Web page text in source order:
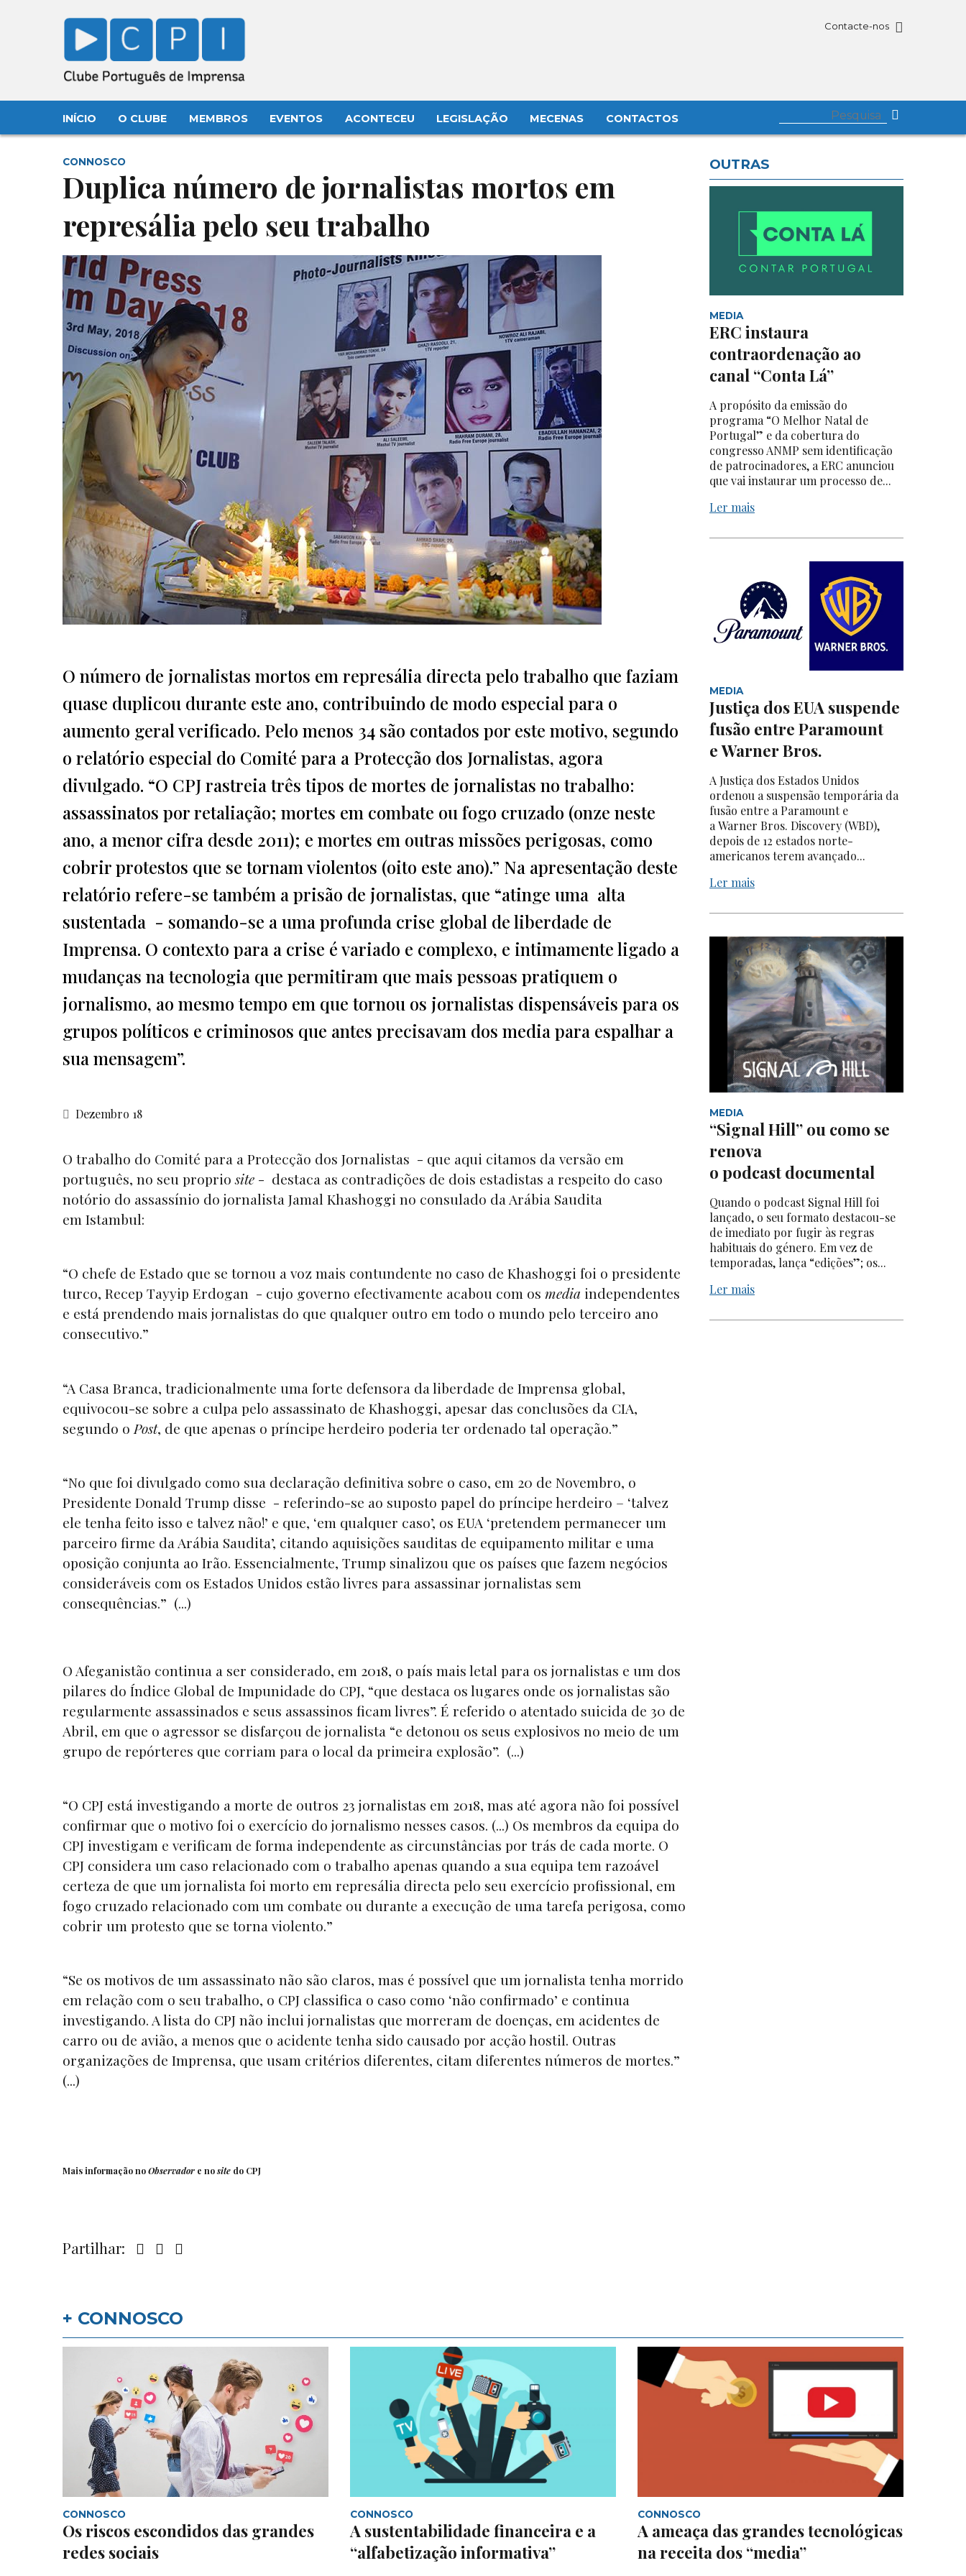
Contacte-nos
INÍCIO O CLUBE MEMBROS EVENTOS ACONTECEU LEGISLAÇÃO MECENAS CONTACTOS
CONNOSCO
Duplica número de jornalistas mortos em
represália pelo seu trabalho
O número de jornalistas mortos em represália directa pelo trabalho que faziam
quase duplicou durante este ano, contribuindo de modo especial para o
aumento geral verificado. Pelo menos 34 são contados por este motivo, segundo
o relatório especial do Comité para a Protecção dos Jornalistas, agora
divulgado. “O CPJ rastreia três tipos de mortes de jornalistas no trabalho:
assassinatos por retaliação; mortes em combate ou fogo cruzado (onze neste
ano, a menor cifra desde 2011); e mortes em outras missões perigosas, como
cobrir protestos que se tornam violentos (oito este ano).” Na apresentação deste
relatório refere-se também a prisão de jornalistas, que “atinge uma alta
sustentada - somando-se a uma profunda crise global de liberdade de
Imprensa. O contexto para a crise é variado e complexo, e intimamente ligado a
mudanças na tecnologia que permitiram que mais pessoas pratiquem o
jornalismo, ao mesmo tempo em que tornou os jornalistas dispensáveis para os
grupos políticos e criminosos que antes precisavam dos media para espalhar a
sua mensagem”.
Dezembro 18
O trabalho do Comité para a Protecção dos Jornalistas - que aqui citamos da versão em
português, no seu propriosite - destaca as contradições de dois estadistas a respeito do caso
notório do assassínio do jornalista Jamal Khashoggi no consulado da Arábia Saudita
em Istambul:
“O chefe de Estado que se tornou a voz mais contundente no caso de Khashoggi foi o presidente
turco, Recep Tayyip Erdogan - cujo governo efectivamente acabou com os media independentes
e está prendendo mais jornalistas do que qualquer outro em todo o mundo pelo terceiro ano
consecutivo.”
“A Casa Branca, tradicionalmente uma forte defensora da liberdade de Imprensa global,
equivocou-se sobre a culpa pelo assassinato de Khashoggi, apesar das conclusões da CIA,
segundo o Post, de que apenas o príncipe herdeiro poderia ter ordenado tal operação.”
“No que foi divulgado como sua declaração definitiva sobre o caso, em 20 de Novembro, o
Presidente Donald Trump disse - referindo-se ao suposto papel do príncipe herdeiro – ‘talvez
ele tenha feito isso e talvez não!’ e que, ‘em qualquer caso’, os EUA ‘pretendem permanecer um
parceiro firme da Arábia Saudita’, citando aquisições sauditas de equipamento militar e uma
oposição conjunta ao Irão. Essencialmente, Trump sinalizou que os países que fazem negócios
consideráveis com os Estados Unidos estão livres para assassinar jornalistas sem
consequências.” (...)
O Afeganistão continua a ser considerado, em 2018, o país mais letal para os jornalistas e um dos
pilares do Índice Global de Impunidade do CPJ, “que destaca os lugares onde os jornalistas são
regularmente assassinados e seus assassinos ficam livres”. É referido o atentado suicida de 30 de
Abril, em que o agressor se disfarçou de jornalista “e detonou os seus explosivos no meio de um
grupo de repórteres que corriam para o local da primeira explosão”. (...)
“O CPJ está investigando a morte de outros 23 jornalistas em 2018, mas até agora não foi possível
confirmar que o motivo foi o exercício do jornalismo nesses casos. (...) Os membros da equipa do
CPJ investigam e verificam de forma independente as circunstâncias por trás de cada morte. O
CPJ considera um caso relacionado com o trabalho apenas quando a sua equipa tem razoável
certeza de que um jornalista foi morto em represália directa pelo seu exercício profissional, em
fogo cruzado relacionado com um combate ou durante a execução de uma tarefa perigosa, como
cobrir um protesto que se torna violento.”
“Se os motivos de um assassinato não são claros, mas é possível que um jornalista tenha morrido
em relação com o seu trabalho, o CPJ classifica o caso como ‘não confirmado’ e continua
investigando. A lista do CPJ não inclui jornalistas que morreram de doenças, em acidentes de
carro ou de avião, a menos que o acidente tenha sido causado por acção hostil. Outras
organizações de Imprensa, que usam critérios diferentes, citam diferentes números de mortes.”
(...)
Mais informação noObservador e nosite do CPJ
Partilhar:
OUTRAS
MEDIA
ERC instaura
contraordenação ao
canal “Conta Lá”
A propósito da emissão do
programa “O Melhor Natal de
Portugal” e da cobertura do
congresso ANMP sem identificação
de patrocinadores, a ERC anunciou
que vai instaurar um processo de...
Ler mais
MEDIA
Justiça dos EUA suspende
fusão entre Paramount
e Warner Bros.
A Justiça dos Estados Unidos
ordenou a suspensão temporária da
fusão entre a Paramount e
a Warner Bros. Discovery (WBD),
depois de 12 estados norte-
americanos terem avançado...
Ler mais
MEDIA
“Signal Hill” ou como se
renova
o podcast documental
Quando o podcast Signal Hill foi
lançado, o seu formato destacou-se
de imediato por fugir às regras
habituais do género. Em vez de
temporadas, lança “edições”; os...
Ler mais
+ CONNOSCO
CONNOSCO
Os riscos escondidos das grandes
redes sociais
CONNOSCO
A sustentabilidade financeira e a
“alfabetização informativa”
CONNOSCO
A ameaça das grandes tecnológicas
na receita dos “media”